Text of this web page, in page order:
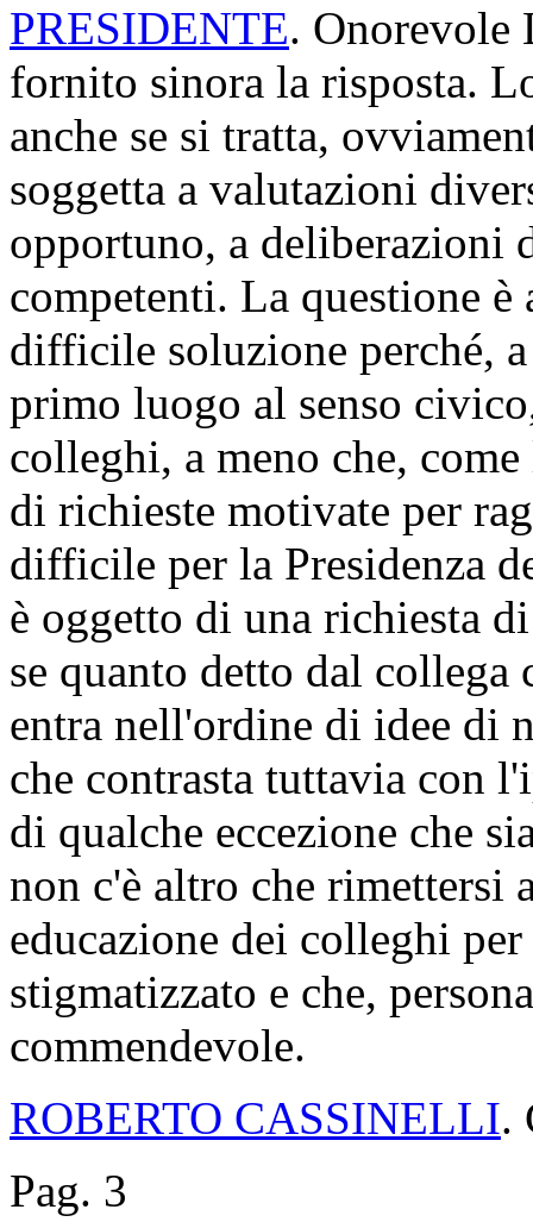
PRESIDENTE. Onorevole
fornito sinora la risposta.
anche se si tratta,
soggetta a valutazioni
opportuno, a deliberazioni
competenti. La questione è
difficile soluzione perché,
primo luogo al senso
colleghi, a meno che,
di richieste motivate per
difficile per la Presidenza
è oggetto di una richiesta
se quanto detto dal
entra nell'ordine di idee di
che contrasta tuttavia con
di qualche eccezione che
non c'è altro che rimettersi
educazione dei colleghi
stigmatizzato e che,
commendevole.
ROBERTO CASSINELLI.
Pag. 3